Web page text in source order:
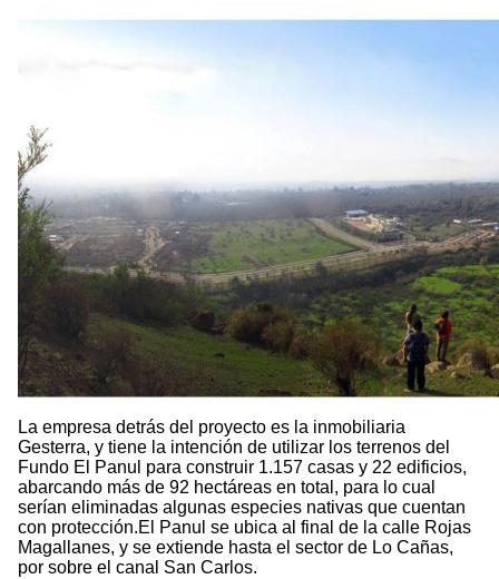
La empresa detrás del proyecto es la inmobiliaria
Gesterra, y tiene la intención de utilizar los terrenos del
Fundo El Panul para construir 1.157 casas y 22 edificios,
abarcando más de 92 hectáreas en total, para lo cual
serían eliminadas algunas especies nativas que cuentan
con protección.El Panul se ubica al final de la calle Rojas
Magallanes, y se extiende hasta el sector de Lo Cañas,
por sobre el canal San Carlos.